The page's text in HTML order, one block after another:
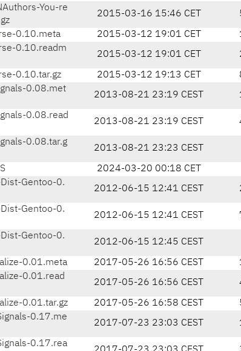
You-re
2015-03-16 15:46 CET
0.10.meta 2015-03-12 19:01 CET
0.10.readm
2015-03-12 19:01 CET
0.10.tar.gz 2015-03-12 19:13 CET
0.08.met
2013-08-21 23:19 CEST
0.08.read
2013-08-21 23:19 CEST
0.08.tar.g
2013-08-21 23:23 CEST
2024-03-20 00:18 CET
Dist-Gentoo-0.
2012-06-15 12:41 CEST
Dist-Gentoo-0.
2012-06-15 12:41 CEST
Dist-Gentoo-0.
2012-06-15 12:45 CEST
0.01.meta 2017-05-26 16:56 CEST
0.01.read
2017-05-26 16:56 CEST
0.01.tar.gz 2017-05-26 16:58 CEST
0.17.me
2017-07-23 23:03 CEST
0.17.rea